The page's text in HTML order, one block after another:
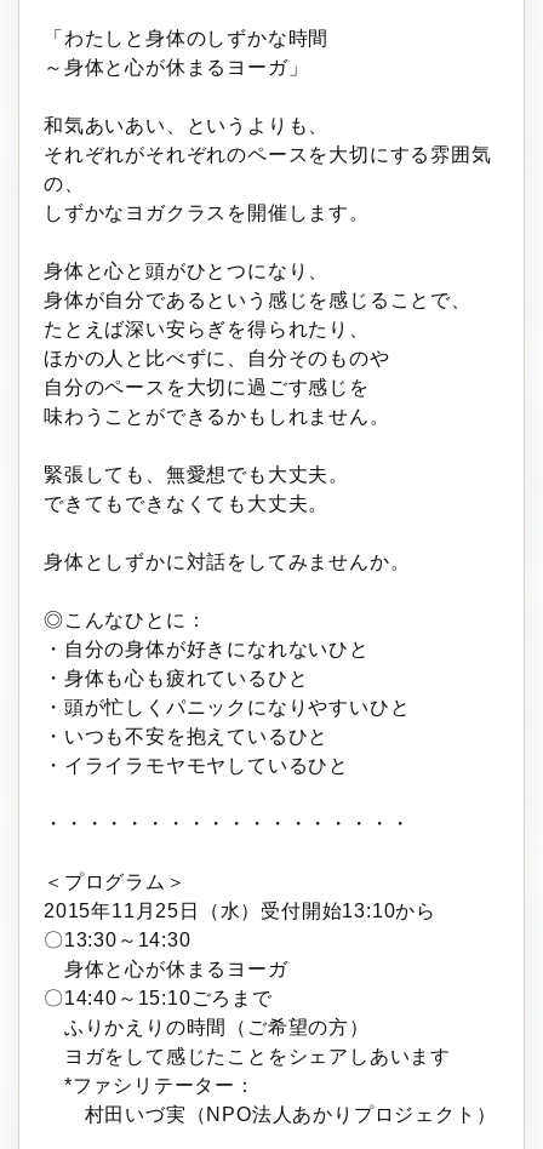
「わたしと身体のしずかな時間
～身体と心が休まるヨーガ」
和気あいあい、というよりも、
それぞれがそれぞれのペースを大切にする雰囲気
の、
しずかなヨガクラスを開催します。
身体と心と頭がひとつになり、
身体が自分であるという感じを感じることで、
たとえば深い安らぎを得られたり、
ほかの人と比べずに、自分そのものや
自分のペースを大切に過ごす感じを
味わうことができるかもしれません。
緊張しても、無愛想でも大丈夫。
できてもできなくても大丈夫。
身体としずかに対話をしてみませんか。
◎こんなひとに：
・自分の身体が好きになれないひと
・身体も心も疲れているひと
・頭が忙しくパニックになりやすいひと
・いつも不安を抱えているひと
・イライラモヤモヤしているひと
・・・・・・・・・・・・・・・・・・
＜プログラム＞
2015年11月25日（水）受付開始13:10から
〇13:30～14:30
身体と心が休まるヨーガ
〇14:40～15:10ごろまで
ふりかえりの時間（ご希望の方）
ヨガをして感じたことをシェアしあいます
*ファシリテーター：
村田いづ実（NPO法人あかりプロジェクト）